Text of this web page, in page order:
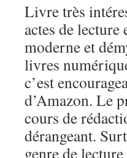
Livre très
actes de
moderne et
livres
c’est
d’Amazon. Le
cours de
dérangeant.
genre de